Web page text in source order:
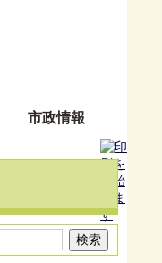
市政情報